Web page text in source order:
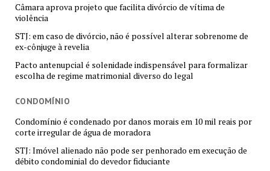
Câmara aprova projeto que facilita divórcio de vítima de
violência
STJ: em caso de divórcio, não é possível alterar sobrenome de
ex-cônjuge à revelia
Pacto antenupcial é solenidade indispensável para formalizar
escolha de regime matrimonial diverso do legal
CONDOMÍNIO
Condomínio é condenado por danos morais em 10 mil reais por
corte irregular de água de moradora
STJ: Imóvel alienado não pode ser penhorado em execução de
débito condominial do devedor fiduciante